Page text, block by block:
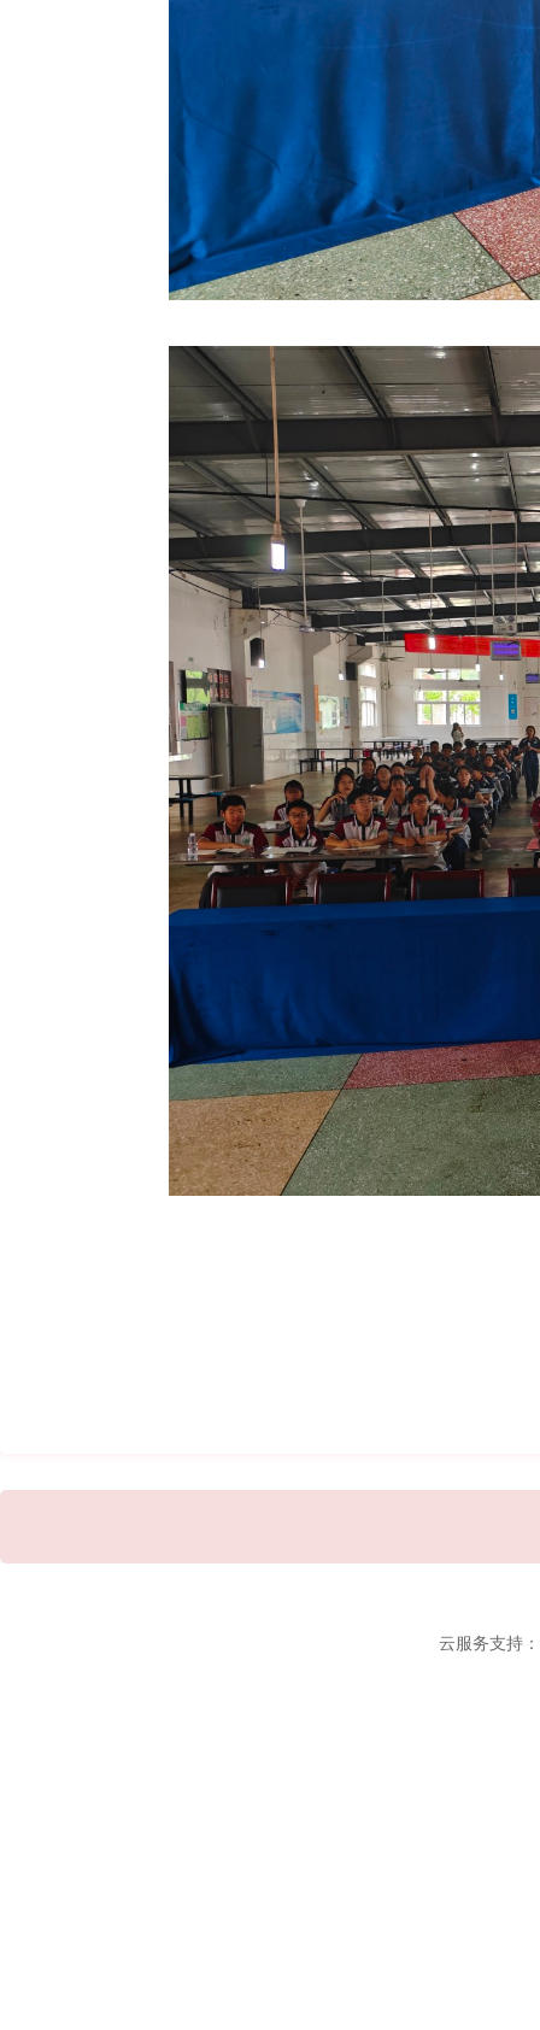
云服务支持